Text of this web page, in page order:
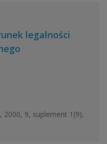
legalności
2000, 9, suplement 1(9),